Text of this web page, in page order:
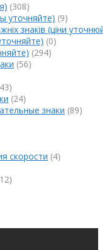
(308)
уточняйте) (9)
знаків (ціни
(0)
(294)
(56)
(24)
знаки (89)
скорости (4)